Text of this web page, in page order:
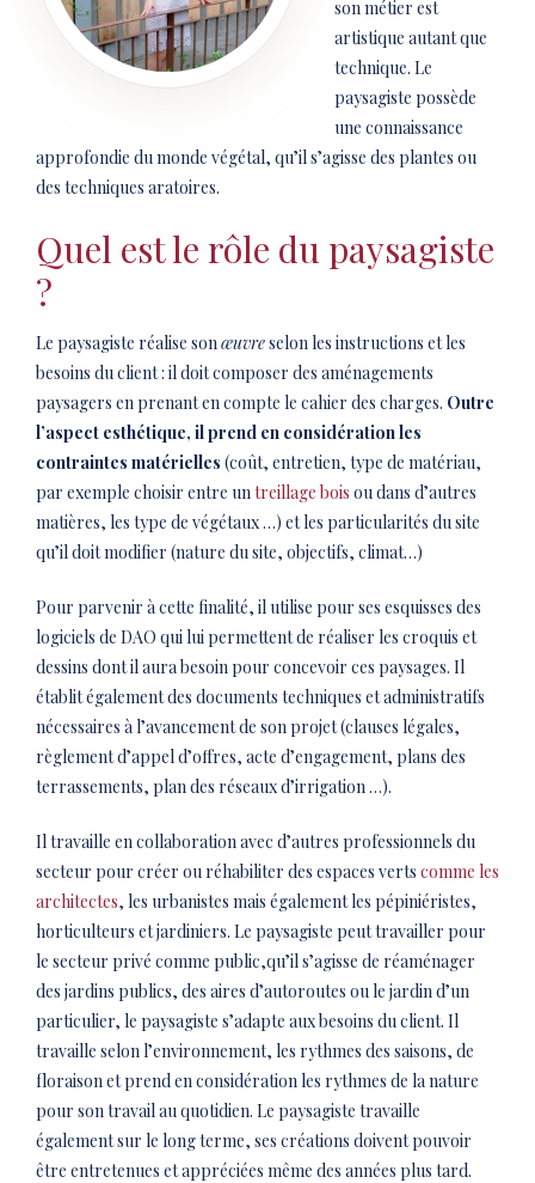
son métier est
artistique autant que
technique. Le
paysagiste possède
une connaissance
approfondie du monde végétal, qu’il s’agisse des plantes ou
des techniques aratoires.
Quel est le rôle du paysagiste
?
Le paysagiste réalise sonœuvreselon les instructions et les
besoins du client : il doit composer des aménagements
paysagers en prenant en compte le cahier des charges. Outre
l’aspect esthétique, il prend en considération les
contraintes matérielles (coût, entretien, type de matériau,
par exemple choisir entre untreillage bois ou dans d’autres
matières, les type de végétaux …) et les particularités du site
qu’il doit modifier (nature du site, objectifs, climat…)
Pour parvenir à cette finalité, il utilise pour ses esquisses des
logiciels de DAO qui lui permettent de réaliser les croquis et
dessins dont il aura besoin pour concevoir ces paysages. Il
établit également des documents techniques et administratifs
nécessaires à l’avancement de son projet (clauses légales,
règlement d’appel d’offres, acte d’engagement, plans des
terrassements, plan des réseaux d’irrigation …).
Il travaille en collaboration avec d’autres professionnels du
secteur pour créer ou réhabiliter des espaces verts comme les
architectes, les urbanistes mais également les pépiniéristes,
horticulteurs et jardiniers. Le paysagiste peut travailler pour
le secteur privé comme public,qu’il s’agisse de réaménager
des jardins publics, des aires d’autoroutes ou le jardin d’un
particulier, le paysagiste s’adapte aux besoins du client. Il
travaille selon l’environnement, les rythmes des saisons, de
floraison et prend en considération les rythmes de la nature
pour son travail au quotidien. Le paysagiste travaille
également sur le long terme, ses créations doivent pouvoir
être entretenues et appréciées même des années plus tard.